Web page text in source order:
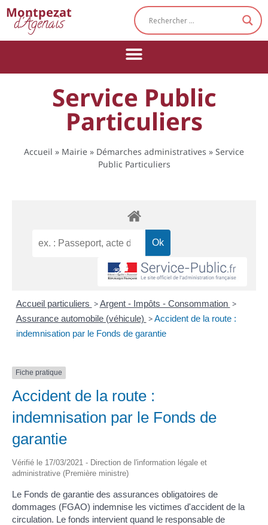
Montpezat
d'Agenais
Service Public
Particuliers
Accueil » Mairie » Démarches administratives » Service
Public Particuliers
Accueil particuliers > Argent - Impôts - Consommation >
Assurance automobile (véhicule) > Accident de la route :
indemnisation par le Fonds de garantie
Fiche pratique
Accident de la route :
indemnisation par le Fonds de
garantie
Vérifié le 17/03/2021 - Direction de l'information légale et
administrative (Première ministre)
Le Fonds de garantie des assurances obligatoires de
dommages (FGAO) indemnise les victimes d'accident de la
circulation. Le fonds intervient quand le responsable de
Cookies management panel